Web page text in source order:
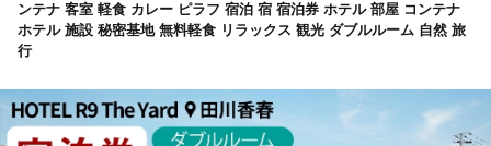
ンテナ 客室 軽食 カレー ピラフ 宿泊 宿 宿泊券 ホテル 部屋 コンテナ
ホテル 施設 秘密基地 無料軽食 リラックス 観光 ダブルルーム 自然 旅
行